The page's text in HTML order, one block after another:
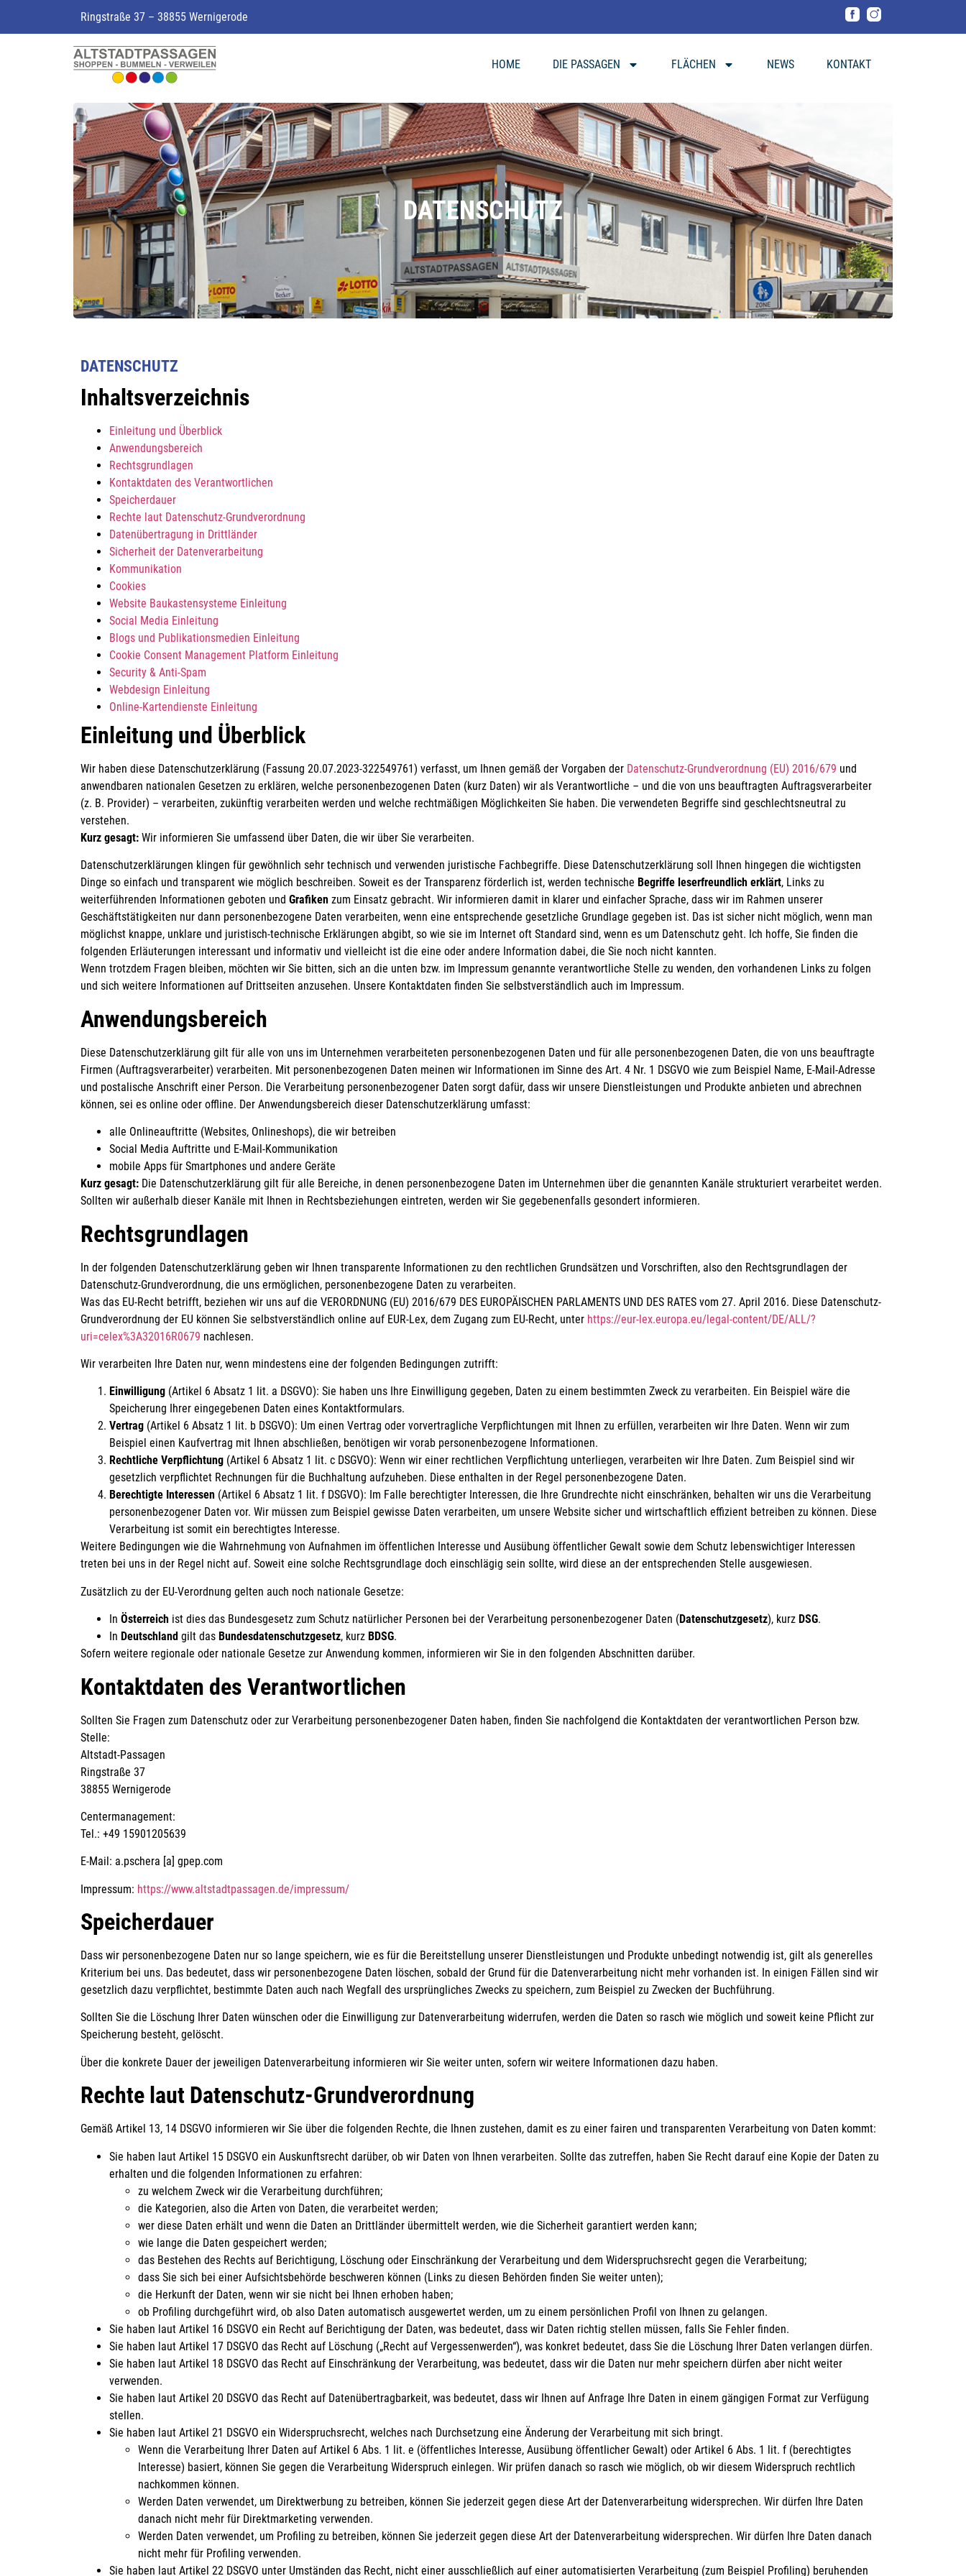
Ringstraße 37 – 38855 Wernigerode
HOME DIE PASSAGEN FLÄCHEN NEWS KONTAKT
DATENSCHUTZ
DATENSCHUTZ
Inhaltsverzeichnis
Einleitung und Überblick
Anwendungsbereich
Rechtsgrundlagen
Kontaktdaten des Verantwortlichen
Speicherdauer
Rechte laut Datenschutz-Grundverordnung
Datenübertragung in Drittländer
Sicherheit der Datenverarbeitung
Kommunikation
Cookies
Website Baukastensysteme Einleitung
Social Media Einleitung
Blogs und Publikationsmedien Einleitung
Cookie Consent Management Platform Einleitung
Security & Anti-Spam
Webdesign Einleitung
Online-Kartendienste Einleitung
Einleitung und Überblick
Wir haben diese Datenschutzerklärung (Fassung 20.07.2023-322549761) verfasst, um Ihnen gemäß der Vorgaben der Datenschutz-Grundverordnung (EU) 2016/679 und
anwendbaren nationalen Gesetzen zu erklären, welche personenbezogenen Daten (kurz Daten) wir als Verantwortliche – und die von uns beauftragten Auftragsverarbeiter
(z. B. Provider) – verarbeiten, zukünftig verarbeiten werden und welche rechtmäßigen Möglichkeiten Sie haben. Die verwendeten Begriffe sind geschlechtsneutral zu
verstehen.
Kurz gesagt: Wir informieren Sie umfassend über Daten, die wir über Sie verarbeiten.
Datenschutzerklärungen klingen für gewöhnlich sehr technisch und verwenden juristische Fachbegriffe. Diese Datenschutzerklärung soll Ihnen hingegen die wichtigsten
Dinge so einfach und transparent wie möglich beschreiben. Soweit es der Transparenz förderlich ist, werden technische Begriffe leserfreundlich erklärt, Links zu
weiterführenden Informationen geboten und Grafiken zum Einsatz gebracht. Wir informieren damit in klarer und einfacher Sprache, dass wir im Rahmen unserer
Geschäftstätigkeiten nur dann personenbezogene Daten verarbeiten, wenn eine entsprechende gesetzliche Grundlage gegeben ist. Das ist sicher nicht möglich, wenn man
möglichst knappe, unklare und juristisch-technische Erklärungen abgibt, so wie sie im Internet oft Standard sind, wenn es um Datenschutz geht. Ich hoffe, Sie finden die
folgenden Erläuterungen interessant und informativ und vielleicht ist die eine oder andere Information dabei, die Sie noch nicht kannten.
Wenn trotzdem Fragen bleiben, möchten wir Sie bitten, sich an die unten bzw. im Impressum genannte verantwortliche Stelle zu wenden, den vorhandenen Links zu folgen
und sich weitere Informationen auf Drittseiten anzusehen. Unsere Kontaktdaten finden Sie selbstverständlich auch im Impressum.
Anwendungsbereich
Diese Datenschutzerklärung gilt für alle von uns im Unternehmen verarbeiteten personenbezogenen Daten und für alle personenbezogenen Daten, die von uns beauftragte
Firmen (Auftragsverarbeiter) verarbeiten. Mit personenbezogenen Daten meinen wir Informationen im Sinne des Art. 4 Nr. 1 DSGVO wie zum Beispiel Name, E-Mail-Adresse
und postalische Anschrift einer Person. Die Verarbeitung personenbezogener Daten sorgt dafür, dass wir unsere Dienstleistungen und Produkte anbieten und abrechnen
können, sei es online oder offline. Der Anwendungsbereich dieser Datenschutzerklärung umfasst:
alle Onlineauftritte (Websites, Onlineshops), die wir betreiben
Social Media Auftritte und E-Mail-Kommunikation
mobile Apps für Smartphones und andere Geräte
Kurz gesagt: Die Datenschutzerklärung gilt für alle Bereiche, in denen personenbezogene Daten im Unternehmen über die genannten Kanäle strukturiert verarbeitet werden.
Sollten wir außerhalb dieser Kanäle mit Ihnen in Rechtsbeziehungen eintreten, werden wir Sie gegebenenfalls gesondert informieren.
Rechtsgrundlagen
In der folgenden Datenschutzerklärung geben wir Ihnen transparente Informationen zu den rechtlichen Grundsätzen und Vorschriften, also den Rechtsgrundlagen der
Datenschutz-Grundverordnung, die uns ermöglichen, personenbezogene Daten zu verarbeiten.
Was das EU-Recht betrifft, beziehen wir uns auf die VERORDNUNG (EU) 2016/679 DES EUROPÄISCHEN PARLAMENTS UND DES RATES vom 27. April 2016. Diese Datenschutz-
Grundverordnung der EU können Sie selbstverständlich online auf EUR-Lex, dem Zugang zum EU-Recht, unter https://eur-lex.europa.eu/legal-content/DE/ALL/?
uri=celex%3A32016R0679 nachlesen.
Wir verarbeiten Ihre Daten nur, wenn mindestens eine der folgenden Bedingungen zutrifft:
Einwilligung (Artikel 6 Absatz 1 lit. a DSGVO): Sie haben uns Ihre Einwilligung gegeben, Daten zu einem bestimmten Zweck zu verarbeiten. Ein Beispiel wäre die
Speicherung Ihrer eingegebenen Daten eines Kontaktformulars.
Vertrag (Artikel 6 Absatz 1 lit. b DSGVO): Um einen Vertrag oder vorvertragliche Verpflichtungen mit Ihnen zu erfüllen, verarbeiten wir Ihre Daten. Wenn wir zum
Beispiel einen Kaufvertrag mit Ihnen abschließen, benötigen wir vorab personenbezogene Informationen.
Rechtliche Verpflichtung (Artikel 6 Absatz 1 lit. c DSGVO): Wenn wir einer rechtlichen Verpflichtung unterliegen, verarbeiten wir Ihre Daten. Zum Beispiel sind wir
gesetzlich verpflichtet Rechnungen für die Buchhaltung aufzuheben. Diese enthalten in der Regel personenbezogene Daten.
Berechtigte Interessen (Artikel 6 Absatz 1 lit. f DSGVO): Im Falle berechtigter Interessen, die Ihre Grundrechte nicht einschränken, behalten wir uns die Verarbeitung
personenbezogener Daten vor. Wir müssen zum Beispiel gewisse Daten verarbeiten, um unsere Website sicher und wirtschaftlich effizient betreiben zu können. Diese
Verarbeitung ist somit ein berechtigtes Interesse.
Weitere Bedingungen wie die Wahrnehmung von Aufnahmen im öffentlichen Interesse und Ausübung öffentlicher Gewalt sowie dem Schutz lebenswichtiger Interessen
treten bei uns in der Regel nicht auf. Soweit eine solche Rechtsgrundlage doch einschlägig sein sollte, wird diese an der entsprechenden Stelle ausgewiesen.
Zusätzlich zu der EU-Verordnung gelten auch noch nationale Gesetze:
In Österreich ist dies das Bundesgesetz zum Schutz natürlicher Personen bei der Verarbeitung personenbezogener Daten (Datenschutzgesetz), kurz DSG.
In Deutschland gilt das Bundesdatenschutzgesetz, kurz BDSG.
Sofern weitere regionale oder nationale Gesetze zur Anwendung kommen, informieren wir Sie in den folgenden Abschnitten darüber.
Kontaktdaten des Verantwortlichen
Sollten Sie Fragen zum Datenschutz oder zur Verarbeitung personenbezogener Daten haben, finden Sie nachfolgend die Kontaktdaten der verantwortlichen Person bzw.
Stelle:
Altstadt-Passagen
Ringstraße 37
38855 Wernigerode
Centermanagement:
Tel.: +49 15901205639
E-Mail: a.pschera [a] gpep.com
Impressum: https://www.altstadtpassagen.de/impressum/
Speicherdauer
Dass wir personenbezogene Daten nur so lange speichern, wie es für die Bereitstellung unserer Dienstleistungen und Produkte unbedingt notwendig ist, gilt als generelles
Kriterium bei uns. Das bedeutet, dass wir personenbezogene Daten löschen, sobald der Grund für die Datenverarbeitung nicht mehr vorhanden ist. In einigen Fällen sind wir
gesetzlich dazu verpflichtet, bestimmte Daten auch nach Wegfall des ursprüngliches Zwecks zu speichern, zum Beispiel zu Zwecken der Buchführung.
Sollten Sie die Löschung Ihrer Daten wünschen oder die Einwilligung zur Datenverarbeitung widerrufen, werden die Daten so rasch wie möglich und soweit keine Pflicht zur
Speicherung besteht, gelöscht.
Über die konkrete Dauer der jeweiligen Datenverarbeitung informieren wir Sie weiter unten, sofern wir weitere Informationen dazu haben.
Rechte laut Datenschutz-Grundverordnung
Gemäß Artikel 13, 14 DSGVO informieren wir Sie über die folgenden Rechte, die Ihnen zustehen, damit es zu einer fairen und transparenten Verarbeitung von Daten kommt:
Sie haben laut Artikel 15 DSGVO ein Auskunftsrecht darüber, ob wir Daten von Ihnen verarbeiten. Sollte das zutreffen, haben Sie Recht darauf eine Kopie der Daten zu
erhalten und die folgenden Informationen zu erfahren:
zu welchem Zweck wir die Verarbeitung durchführen;
die Kategorien, also die Arten von Daten, die verarbeitet werden;
wer diese Daten erhält und wenn die Daten an Drittländer übermittelt werden, wie die Sicherheit garantiert werden kann;
wie lange die Daten gespeichert werden;
das Bestehen des Rechts auf Berichtigung, Löschung oder Einschränkung der Verarbeitung und dem Widerspruchsrecht gegen die Verarbeitung;
dass Sie sich bei einer Aufsichtsbehörde beschweren können (Links zu diesen Behörden finden Sie weiter unten);
die Herkunft der Daten, wenn wir sie nicht bei Ihnen erhoben haben;
ob Profiling durchgeführt wird, ob also Daten automatisch ausgewertet werden, um zu einem persönlichen Profil von Ihnen zu gelangen.
Sie haben laut Artikel 16 DSGVO ein Recht auf Berichtigung der Daten, was bedeutet, dass wir Daten richtig stellen müssen, falls Sie Fehler finden.
Sie haben laut Artikel 17 DSGVO das Recht auf Löschung („Recht auf Vergessenwerden“), was konkret bedeutet, dass Sie die Löschung Ihrer Daten verlangen dürfen.
Sie haben laut Artikel 18 DSGVO das Recht auf Einschränkung der Verarbeitung, was bedeutet, dass wir die Daten nur mehr speichern dürfen aber nicht weiter
verwenden.
Sie haben laut Artikel 20 DSGVO das Recht auf Datenübertragbarkeit, was bedeutet, dass wir Ihnen auf Anfrage Ihre Daten in einem gängigen Format zur Verfügung
stellen.
Sie haben laut Artikel 21 DSGVO ein Widerspruchsrecht, welches nach Durchsetzung eine Änderung der Verarbeitung mit sich bringt.
Wenn die Verarbeitung Ihrer Daten auf Artikel 6 Abs. 1 lit. e (öffentliches Interesse, Ausübung öffentlicher Gewalt) oder Artikel 6 Abs. 1 lit. f (berechtigtes
Interesse) basiert, können Sie gegen die Verarbeitung Widerspruch einlegen. Wir prüfen danach so rasch wie möglich, ob wir diesem Widerspruch rechtlich
nachkommen können.
Werden Daten verwendet, um Direktwerbung zu betreiben, können Sie jederzeit gegen diese Art der Datenverarbeitung widersprechen. Wir dürfen Ihre Daten
danach nicht mehr für Direktmarketing verwenden.
Werden Daten verwendet, um Profiling zu betreiben, können Sie jederzeit gegen diese Art der Datenverarbeitung widersprechen. Wir dürfen Ihre Daten danach
nicht mehr für Profiling verwenden.
Sie haben laut Artikel 22 DSGVO unter Umständen das Recht, nicht einer ausschließlich auf einer automatisierten Verarbeitung (zum Beispiel Profiling) beruhenden